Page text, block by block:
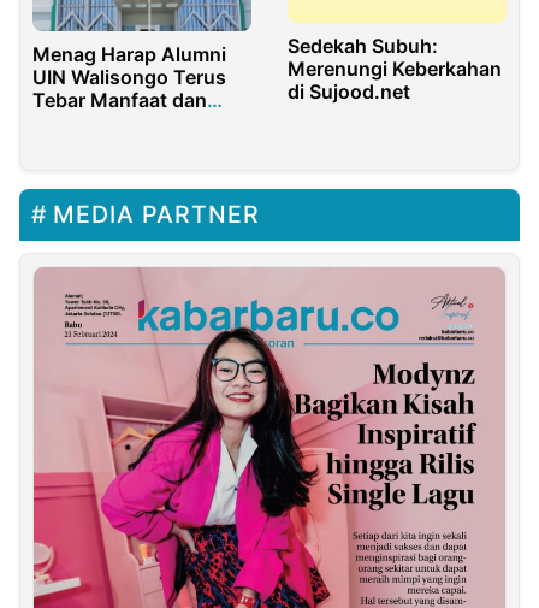
Menag Harap Alumni
UIN Walisongo Terus
Tebar Manfaat dan
Sedekah Subuh:
Merenungi Keberkahan
di Sujood.net
MEDIA PARTNER